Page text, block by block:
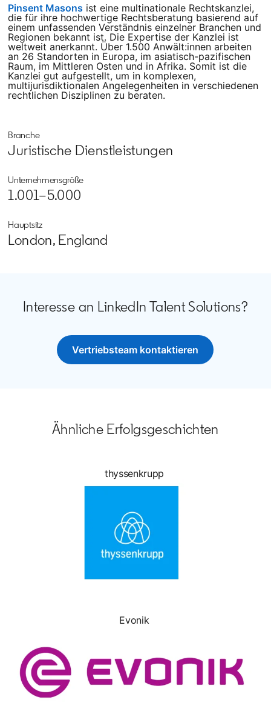
Pinsent Masons opens in a new tab
ist eine multinationale Rechtskanzlei,
die für ihre hochwertige Rechtsberatung basierend auf
einem unfassenden Verständnis einzelner Branchen und
Regionen bekannt ist. Die Expertise der Kanzlei ist
weltweit anerkannt. Über 1.500 Anwält:innen arbeiten
an 26 Standorten in Europa, im asiatisch-pazifischen
Raum, im Mittleren Osten und in Afrika. Somit ist die
Kanzlei gut aufgestellt, um in komplexen,
multijurisdiktionalen Angelegenheiten in verschiedenen
rechtlichen Disziplinen zu beraten.
Branche
Juristische Dienstleistungen
Unternehmensgröße
1.001–5.000
Hauptsitz
London, England
Interesse an LinkedIn Talent Solutions?
Vertriebsteam kontaktieren
opens in a new tab
Ähnliche Erfolgsgeschichten
thyssenkrupp
Evonik